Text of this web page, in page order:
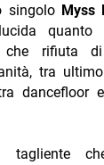
singolo Myss
quanto
che rifiuta
tra
dancefloor
tagliente